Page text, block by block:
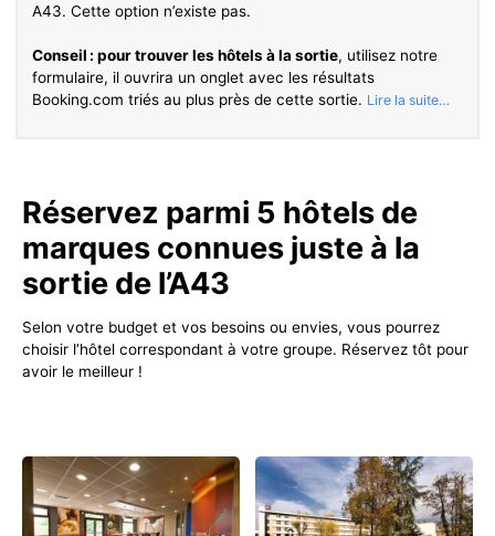
A43. Cette option n’existe pas.
Conseil : pour trouver les hôtels à la sortie, utilisez notre
formulaire, il ouvrira un onglet avec les résultats
Booking.com triés au plus près de cette sortie.
Réservez parmi 5 hôtels de
marques connues juste à la
sortie de l’A43
Selon votre budget et vos besoins ou envies, vous pourrez
choisir l’hôtel correspondant à votre groupe. Réservez tôt pour
avoir le meilleur !